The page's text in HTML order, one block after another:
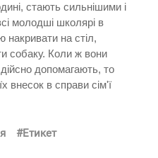
стають сильнішими і
молодші школярі в
накривати на стіл,
собаку. Коли ж вони
допомагають, то
внесок в справи сім'ї
#Етикет